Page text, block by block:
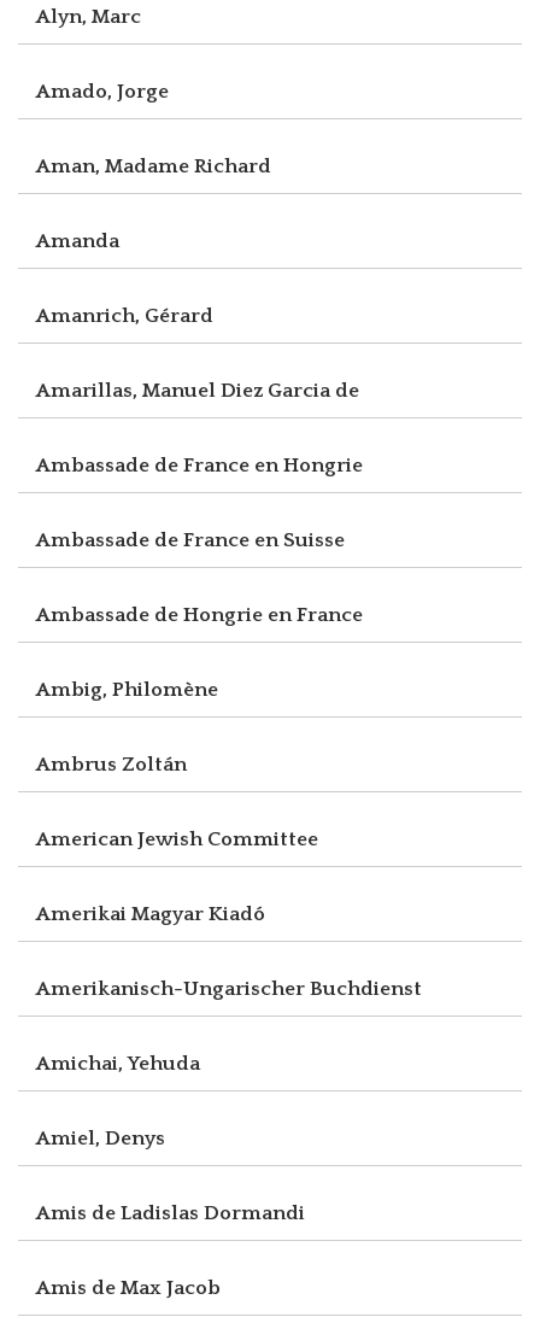
Alyn, Marc
Amado, Jorge
Aman, Madame Richard
Amanda
Amanrich, Gérard
Amarillas, Manuel Diez Garcia de
Ambassade de France en Hongrie
Ambassade de France en Suisse
Ambassade de Hongrie en France
Ambig, Philomène
Ambrus Zoltán
American Jewish Committee
Amerikai Magyar Kiadó
Amerikanisch-Ungarischer Buchdienst
Amichai, Yehuda
Amiel, Denys
Amis de Ladislas Dormandi
Amis de Max Jacob